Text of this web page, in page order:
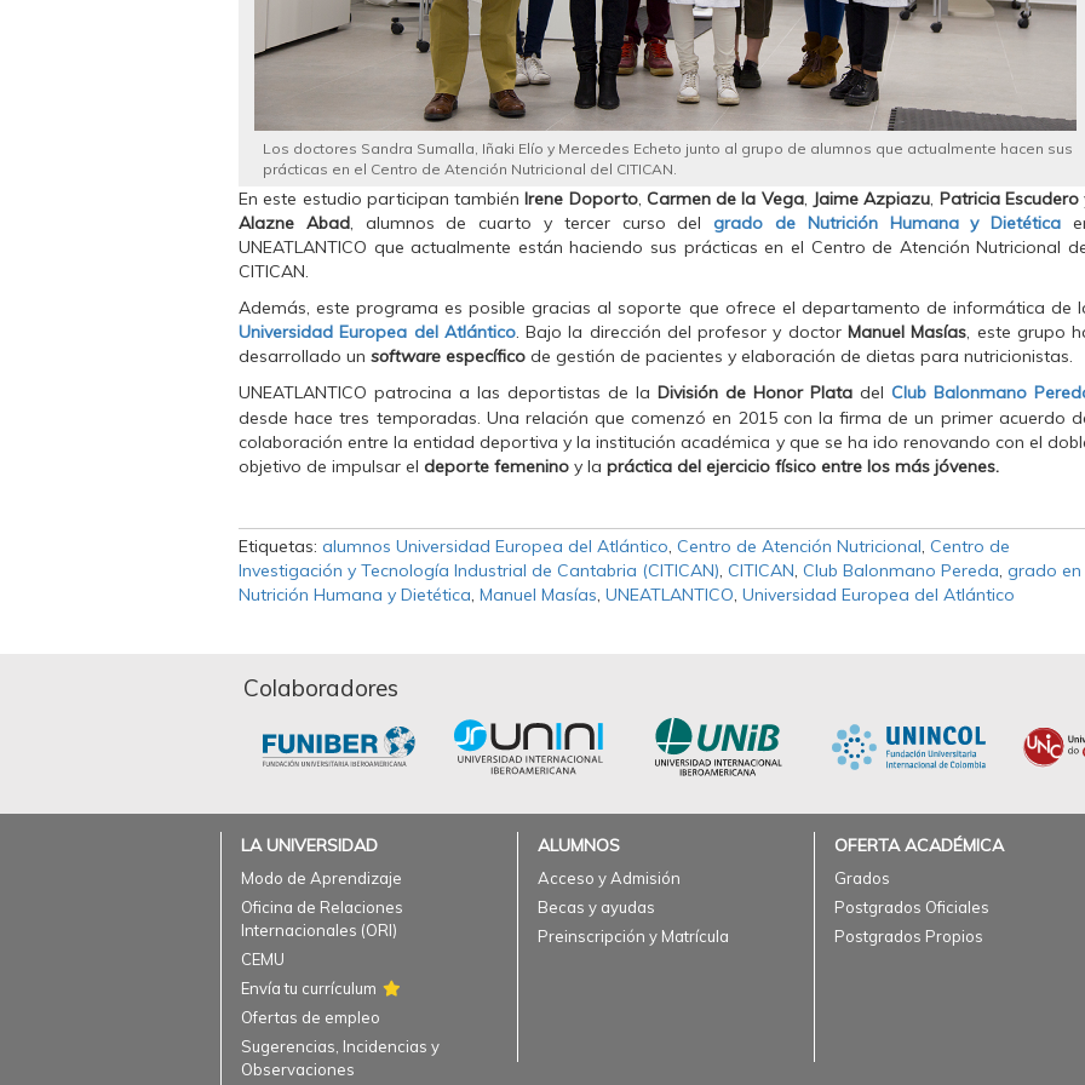
a
)
Los doctores Sandra Sumalla, Iñaki Elío y Mercedes Echeto junto al grupo de alumnos que actualmente hacen sus
prácticas en el Centro de Atención Nutricional del CITICAN.
En este estudio participan tambiénIrene Doporto, Carmen de la Vega, Jaime Azpiazu, Patricia Escudero
Alazne Abad, alumnos de cuarto y tercer curso delgrado de Nutrición Humana y Dietética
UNEATLANTICO que actualmente están haciendo sus prácticas en el Centro de Atención Nutricional
CITICAN.
Además, este programa es posible gracias al soporte que ofrece el departamento de informática de
Universidad Europea del Atlántico. Bajo la dirección del profesor y doctor Manuel Masías, este grupo
desarrollado un software específico de gestión de pacientes y elaboración de dietas para nutricionistas.
UNEATLANTICO patrocina a las deportistas de la División de Honor Plata del Club Balonmano
desde hace tres temporadas. Una relación que comenzó en 2015 con la firma de un primer acuerdo
colaboración entre la entidad deportiva y la institución académica y que se ha ido renovando con el
objetivo de impulsar el deporte femenino y la práctica del ejercicio físico entre los más jóvenes.
Etiquetas: alumnos Universidad Europea del Atlántico, Centro de Atención Nutricional, Centro de
Investigación y Tecnología Industrial de Cantabria (CITICAN), CITICAN, Club Balonmano Pereda, grado en
Nutrición Humana y Dietética, Manuel Masías, UNEATLANTICO, Universidad Europea del Atlántico
Colaboradores
LA UNIVERSIDAD
Modo de Aprendizaje
Oficina de Relaciones
Internacionales (ORI)
CEMU
Envía tu currículum
Ofertas de empleo
Sugerencias, Incidencias y
Observaciones
ALUMNOS
Acceso y Admisión
Becas y ayudas
Preinscripción y Matrícula
OFERTA ACADÉMICA
Grados
Postgrados Oficiales
Postgrados Propios